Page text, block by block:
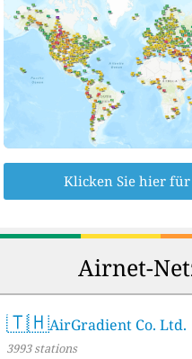
Klicken Sie hier
Airnet-
🇹🇭AirGradient Co. Ltd.
3993 stations